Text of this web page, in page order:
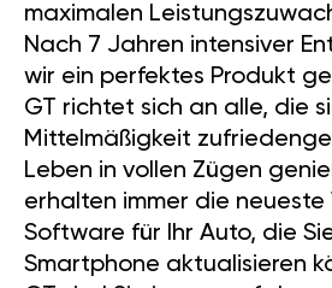
maximalen
Nach 7 Jahren intensiver
wir ein perfektes Produkt
GT richtet sich an alle, die
Mittelmäßigkeit
Leben in vollen Zügen
erhalten immer die neueste
Software für Ihr Auto, die
Smartphone aktualisieren